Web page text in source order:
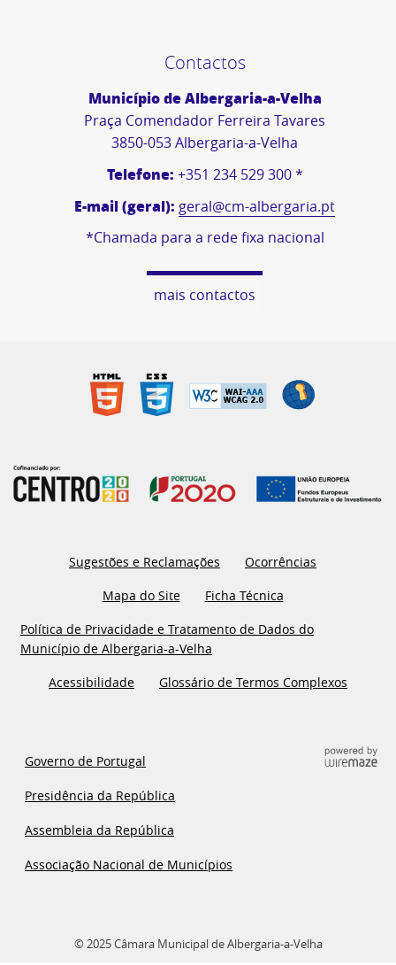
Contactos
Município de Albergaria-a-Velha
Praça Comendador Ferreira Tavares
3850-053 Albergaria-a-Velha
Telefone: +351 234 529 300 *
E-mail (geral): geral@cm-albergaria.pt
*Chamada para a rede fixa nacional
mais contactos
Sugestões e Reclamações
Ocorrências
Mapa do Site
Ficha Técnica
Política de Privacidade e Tratamento de Dados do
Município de Albergaria-a-Velha
Acessibilidade
Glossário de Termos Complexos
Governo de Portugal
Presidência da República
Assembleia da República
Associação Nacional de Municípios
© 2025 Câmara Municipal de Albergaria-a-Velha